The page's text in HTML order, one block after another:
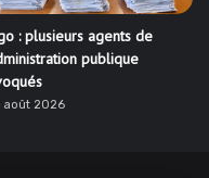
: plusieurs agents de
publique
août 2026